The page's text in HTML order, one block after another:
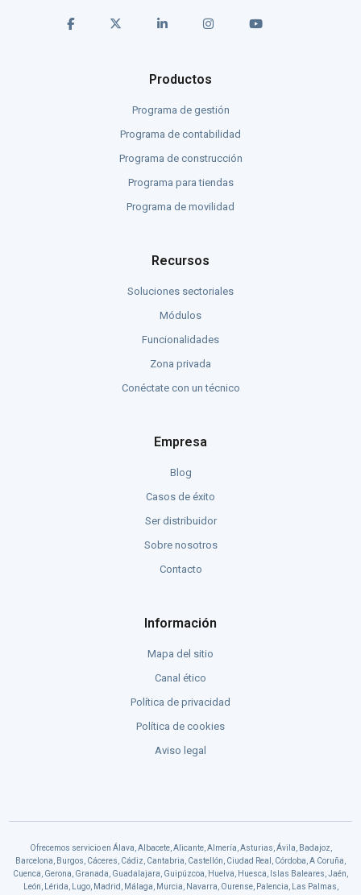
Productos
Programa de gestión
Programa de contabilidad
Programa de construcción
Programa para tiendas
Programa de movilidad
Recursos
Soluciones sectoriales
Módulos
Funcionalidades
Zona privada
Conéctate con un técnico
Empresa
Blog
Casos de éxito
Ser distribuidor
Sobre nosotros
Contacto
Información
Mapa del sitio
Canal ético
Política de privacidad
Política de cookies
Aviso legal
Ofrecemos servicio en Álava, Albacete, Alicante, Almería, Asturias, Ávila, Badajoz,
Barcelona, Burgos, Cáceres, Cádiz, Cantabria, Castellón, Ciudad Real, Córdoba, A Coruña,
Cuenca, Gerona, Granada, Guadalajara, Guipúzcoa, Huelva, Huesca, Islas Baleares, Jaén,
León, Lérida, Lugo, Madrid, Málaga, Murcia, Navarra, Ourense, Palencia, Las Palmas,